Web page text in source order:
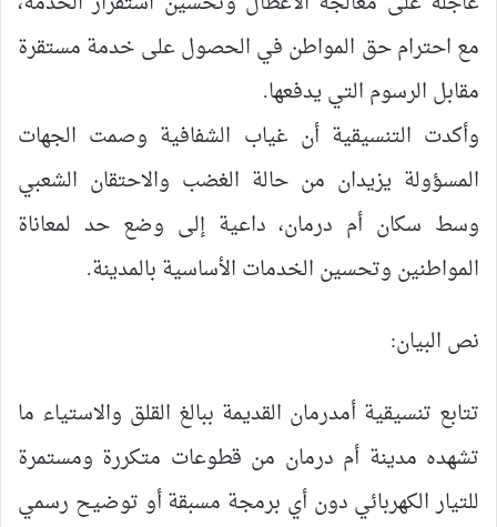
مع احترام حق المواطن في الحصول على خدمة مستقرة
مقابل الرسوم التي يدفعها.
وأكدت التنسيقية أن غياب الشفافية وصمت الجهات
المسؤولة يزيدان من حالة الغضب والاحتقان الشعبي
وسط سكان أم درمان، داعية إلى وضع حد لمعاناة
المواطنين وتحسين الخدمات الأساسية بالمدينة.
نص البيان:
تتابع تنسيقية أمدرمان القديمة ببالغ القلق والاستياء ما
تشهده مدينة أم درمان من قطوعات متكررة ومستمرة
للتيار الكهربائي دون أي برمجة مسبقة أو توضيح رسمي